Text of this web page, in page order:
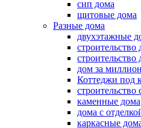
сип дома
щитовые дома
Разные дома
двухэтажные
дом за
Коттеджи под
каменные дома
дома с
каркасные